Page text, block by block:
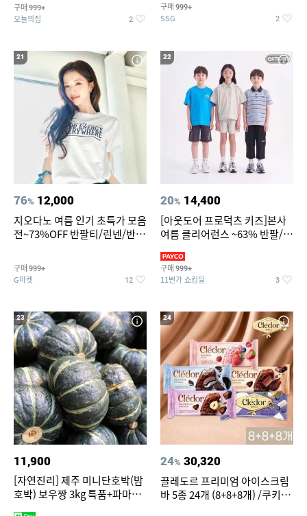
구매 999+
오늘의집 2
구매 999+
SSG 2
21
76% 12,000
지오다노 여름 인기 초특가 모음
전~73%OFF 반팔티/린넨/반바
구매 999+
G마켓 12
22
20% 14,400
[아웃도어 프로덕츠 키즈]본사
여름 클리어런스 ~63% 반팔/반
구매 999+
11번가 쇼킹딜 3
23
11,900
[자연진리] 제주 미니단호박(밤
호박) 보우짱 3kg 특품+파마산
24
24% 30,320
끌레도르 프리미엄 아이스크림
바 5종 24개 (8+8+8개) /쿠키앤